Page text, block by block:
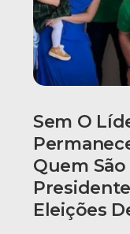
Sem O
Quem
Eleições